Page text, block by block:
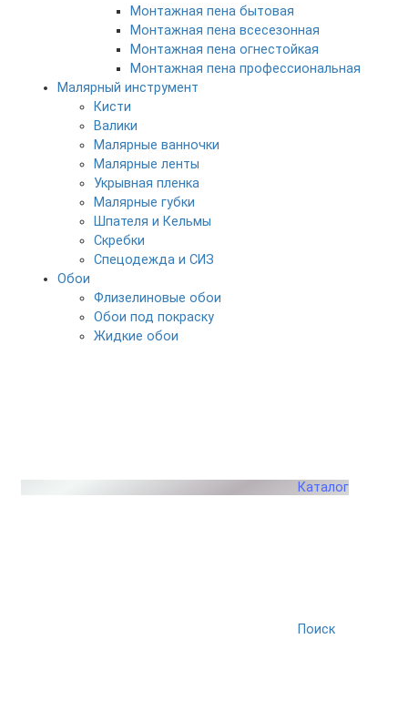
Монтажная пена бытовая
Монтажная пена всесезонная
Монтажная пена огнестойкая
Монтажная пена профессиональная
Малярный инструмент
Кисти
Валики
Малярные ванночки
Малярные ленты
Укрывная пленка
Малярные губки
Шпателя и Кельмы
Скребки
Спецодежда и СИЗ
Обои
Флизелиновые обои
Обои под покраску
Жидкие обои
Каталог
Поиск